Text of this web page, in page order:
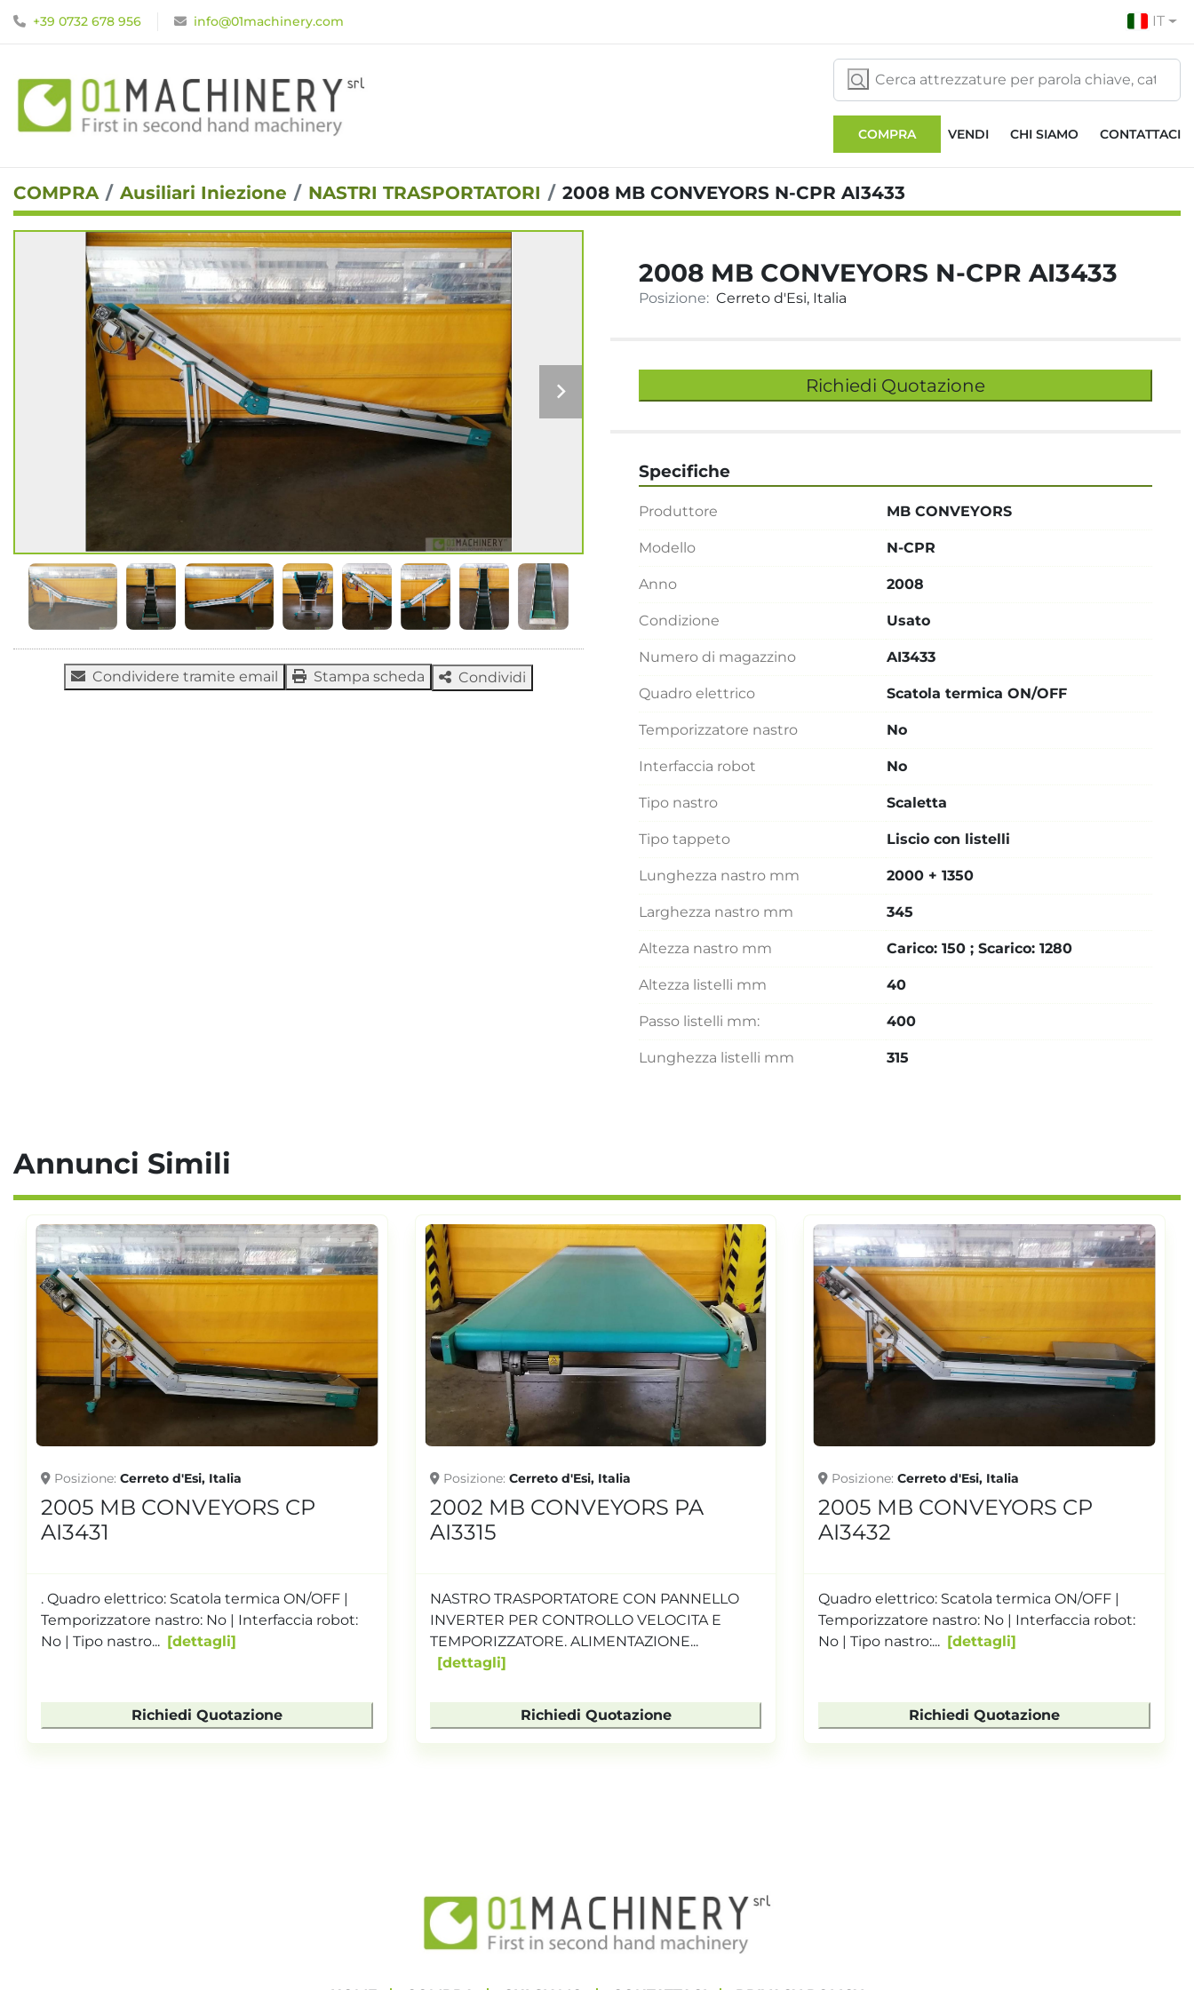
+39 0732 678 956 info@01machinery.com IT
COMPRA VENDI CHI SIAMO CONTATTACI
COMPRA Ausiliari Iniezione NASTRI TRASPORTATORI 2008 MB CONVEYORS N-CPR AI3433
Condividere tramite email Stampa scheda Condividi
2008 MB CONVEYORS N-CPR AI3433
Posizione: Cerreto d'Esi, Italia
Richiedi Quotazione
Specifiche
Produttore MB CONVEYORS
Modello N-CPR
Anno 2008
Condizione Usato
Numero di magazzino AI3433
Quadro elettrico Scatola termica ON/OFF
Temporizzatore nastro No
Interfaccia robot No
Tipo nastro Scaletta
Tipo tappeto Liscio con listelli
Lunghezza nastro mm 2000 + 1350
Larghezza nastro mm 345
Altezza nastro mm Carico: 150 ; Scarico: 1280
Altezza listelli mm 40
Passo listelli mm: 400
Lunghezza listelli mm 315
Annunci Simili
Posizione Cerreto d'Esi, Italia
2002 MB CONVEYORS PA
AI3315
NASTRO TRASPORTATORE CON PANNELLO
INVERTER PER CONTROLLO VELOCITA E
TEMPORIZZATORE. ALIMENTAZIONE...
Richiedi Quotazione
Posizione Cerreto d'Esi, Italia
2005 MB CONVEYORS CP
AI3432
Quadro elettrico: Scatola termica ON/OFF |
Temporizzatore nastro: No | Interfaccia robot:
No | Tipo nastro:...
dettagli
Richiedi Quotazione
Posizione Cerreto d'Esi, Italia
2005 MB CONVEYORS CP
AI3431
. Quadro elettrico: Scatola termica ON/OFF |
Temporizzatore nastro: No | Interfaccia robot:
No | Tipo nastro...
dettagli
Richiedi Quotazione